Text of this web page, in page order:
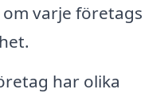
varje företags
har olika